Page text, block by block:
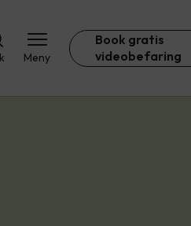
Meny
Book gratis
videobefaring